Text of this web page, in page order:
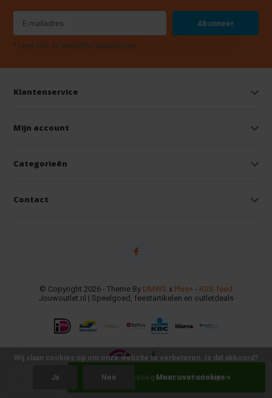
+ Toevoegen aan winkelwagen
Abonneer
* Lees hier de wettelijke beperkingen
Klantenservice
Mijn account
Categorieën
Contact
© Copyright 2026 - Theme By DMWS x Plus+ - RSS-feed
Jouwoutlet.nl | Speelgoed, feestartikelen en outletdeals
Wij slaan cookies op om onze website te verbeteren. Is dat akkoord?
Ja Nee Meer over cookies »